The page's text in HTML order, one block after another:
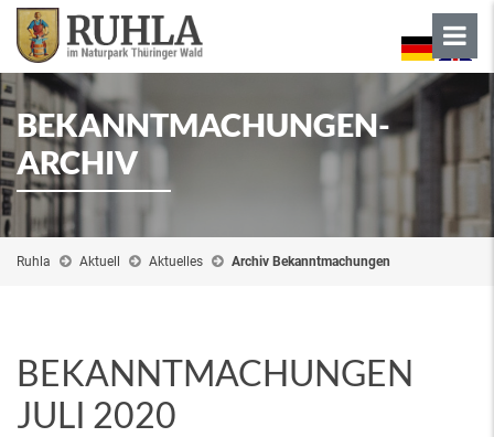
BEKANNTMACHUNGEN-
ARCHIV
Ruhla Aktuell Aktuelles Archiv Bekanntmachungen
BEKANNTMACHUNGEN
JULI 2020